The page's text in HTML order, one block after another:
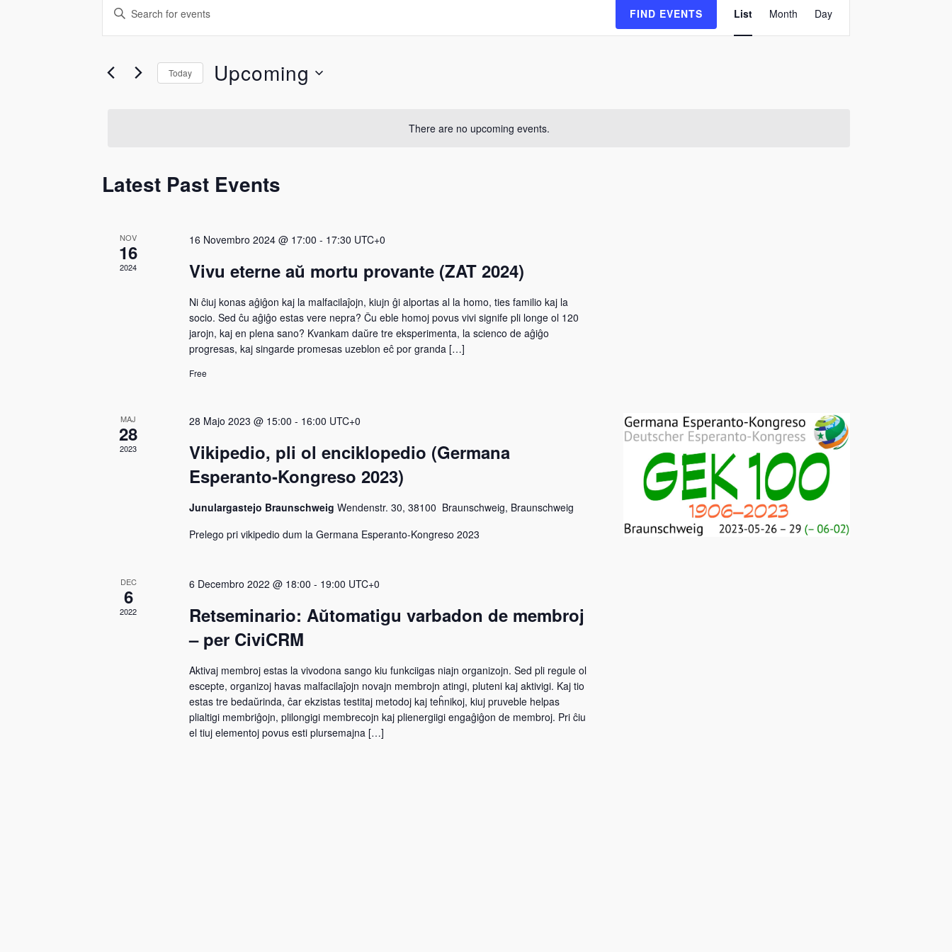
There are no upcoming events.
Events
Search
and
Enter
Events
FIND EVENTS
Views
List Month Day
Today Upcoming
Latest Past Events
NOV
16
2024
16 Novembro 2024 @ 17:00 - 17:30 UTC+0
Vivu eterne aŭ mortu provante (ZAT 2024)
Ni ĉiuj konas aĝiĝon kaj la malfacilaĵojn, kiujn ĝi alportas al la homo, ties familio kaj la
socio. Sed ĉu aĝiĝo estas vere nepra? Ĉu eble homoj povus vivi signife pli longe ol 120
jarojn, kaj en plena sano? Kvankam daŭre tre eksperimenta, la scienco de aĝiĝo
progresas, kaj singarde promesas uzeblon eĉ por granda […]
Free
MAJ
28
2023
28 Majo 2023 @ 15:00 - 16:00 UTC+0
Vikipedio, pli ol enciklopedio (Germana
Esperanto-Kongreso 2023)
Junulargastejo Braunschweig Wendenstr. 30, 38100 Braunschweig, Braunschweig
Prelego pri vikipedio dum la Germana Esperanto-Kongreso 2023
DEC
6
2022
6 Decembro 2022 @ 18:00 - 19:00 UTC+0
Retseminario: Aŭtomatigu varbadon de membroj
– per CiviCRM
Aktivaj membroj estas la vivodona sango kiu funkciigas niajn organizojn. Sed pli regule ol
escepte, organizoj havas malfacilaĵojn novajn membrojn atingi, pluteni kaj aktivigi. Kaj tio
estas tre bedaŭrinda, ĉar ekzistas testitaj metodoj kaj teĥnikoj, kiuj pruveble helpas
plialtigi membriĝojn, plilongigi membrecojn kaj plienergiigi engaĝiĝon de membroj. Pri ĉiu
el tiuj elementoj povus esti plursemajna […]